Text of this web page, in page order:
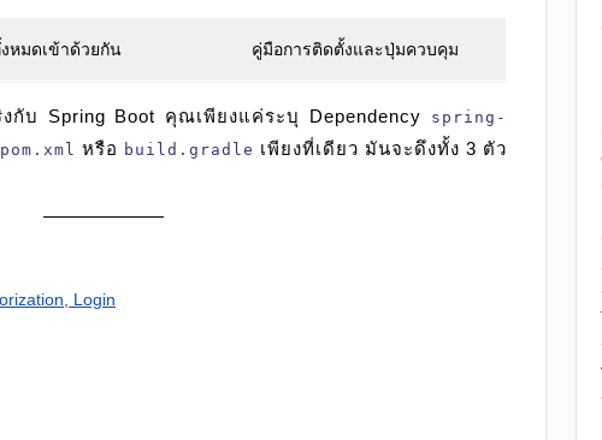
หมดเข้าด้วยกัน คู่มือการติดตั้งและปุ่มควบคุม
งกับ Spring Boot คุณเพียงแค่ระบุ Dependency
spring-
pom.xml หรือ build.gradle เพียงที่เดียว มันจะดึงทั้ง 3 ตัว
Login